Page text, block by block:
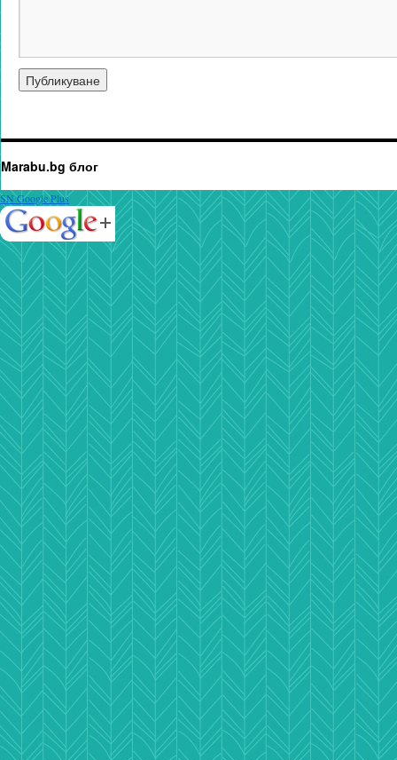
Marabu.bg блог
SN Google Plus